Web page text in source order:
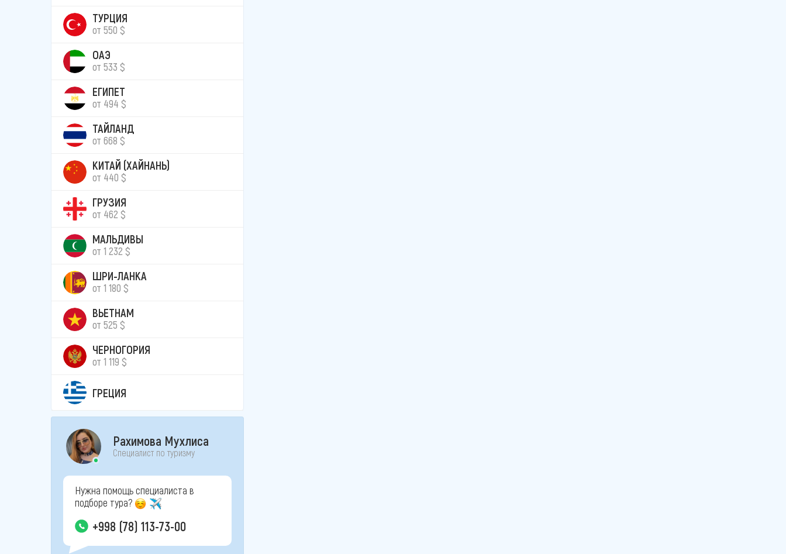
ТУРЦИЯ
от 550 $
ОАЭ
от 533 $
ЕГИПЕТ
от 494 $
ТАЙЛАНД
от 668 $
КИТАЙ (ХАЙНАНЬ)
от 440 $
ГРУЗИЯ
от 462 $
МАЛЬДИВЫ
от 1 232 $
ШРИ-ЛАНКА
от 1 180 $
ВЬЕТНАМ
от 525 $
ЧЕРНОГОРИЯ
от 1 119 $
ГРЕЦИЯ
Рахимова Мухлиса
Специалист по туризму
Нужна помощь специалиста в
подборе тура?
+998 (78) 113-73-00